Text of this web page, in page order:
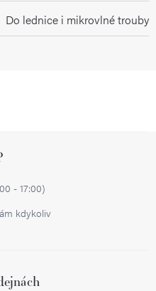
Do lednice i mikrovlné trouby
- 17:00)
kdykoliv